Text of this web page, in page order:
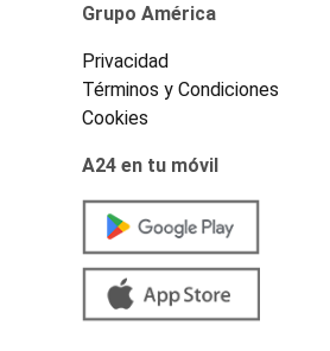
Grupo América
Privacidad
Términos y Condiciones
Cookies
A24 en tu móvil